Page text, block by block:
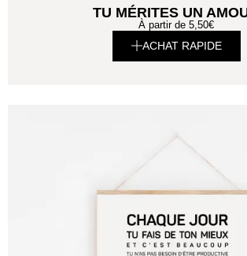
TU MÉRITES UN
À partir de 5,50€
ACHAT RAPIDE